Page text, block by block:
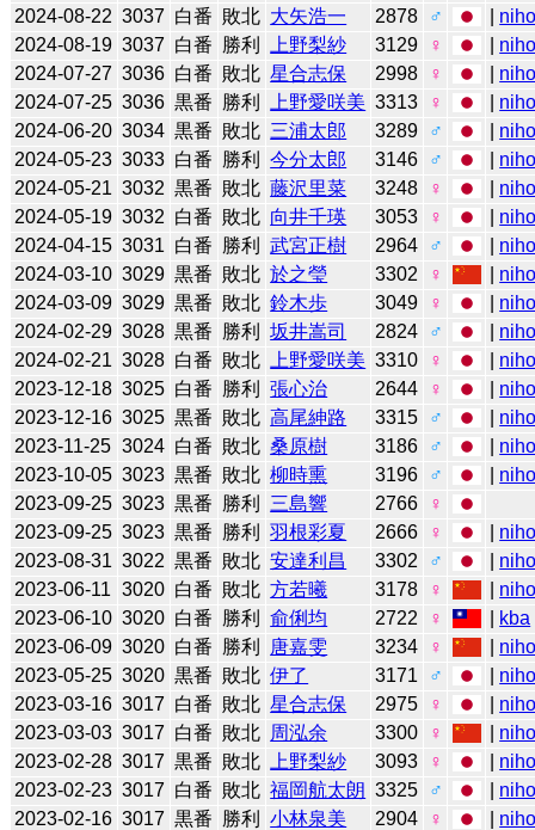
2024-08-22 3037 白番 敗北 大矢浩一 2878 ♂
2024-08-19 3037 白番 勝利 上野梨紗 3129 ♀
2024-07-27 3036 白番 敗北 星合志保 2998 ♀
2024-07-25 3036 黒番 勝利 上野愛咲美 3313 ♀
2024-06-20 3034 黒番 敗北 三浦太郎 3289 ♂
2024-05-23 3033 白番 勝利 今分太郎 3146 ♂
2024-05-21 3032 黒番 敗北 藤沢里菜 3248 ♀
2024-05-19 3032 白番 敗北 向井千瑛 3053 ♀
2024-04-15 3031 白番 勝利 武宮正樹 2964 ♂
2024-03-10 3029 黒番 敗北 於之瑩 3302 ♀
2024-03-09 3029 黒番 敗北 鈴木歩 3049 ♀
2024-02-29 3028 黒番 勝利 坂井嵩司 2824 ♂
2024-02-21 3028 白番 敗北 上野愛咲美 3310 ♀
2023-12-18 3025 白番 勝利 張心治 2644 ♀
2023-12-16 3025 黒番 敗北 高尾紳路 3315 ♂
2023-11-25 3024 白番 敗北 桑原樹 3186 ♂
2023-10-05 3023 黒番 敗北 柳時熏 3196 ♂
2023-09-25 3023 黒番 勝利 三島響 2766
♀
2023-09-25 3023 黒番 勝利 羽根彩夏 2666 ♀
2023-08-31 3022 黒番 敗北 安達利昌 3302 ♂
2023-06-11 3020 白番 敗北 方若曦 3178 ♀
2023-06-10 3020 白番 勝利 俞俐均 2722 ♀ kba
2023-06-09 3020 白番 勝利 唐嘉雯 3234 ♀
2023-05-25 3020 黒番 敗北 伊了 3171 ♂
2023-03-16 3017 白番 敗北 星合志保 2975 ♀
2023-03-03 3017 白番 敗北 周泓余 3300 ♀
2023-02-28 3017 黒番 敗北 上野梨紗 3093 ♀
2023-02-23 3017 白番 敗北 福岡航太朗 3325 ♂
2023-02-16 3017 黒番 勝利 小林泉美 2904 ♀